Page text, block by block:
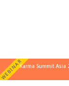
WEBINARKarma Summit Asia
← Todos los